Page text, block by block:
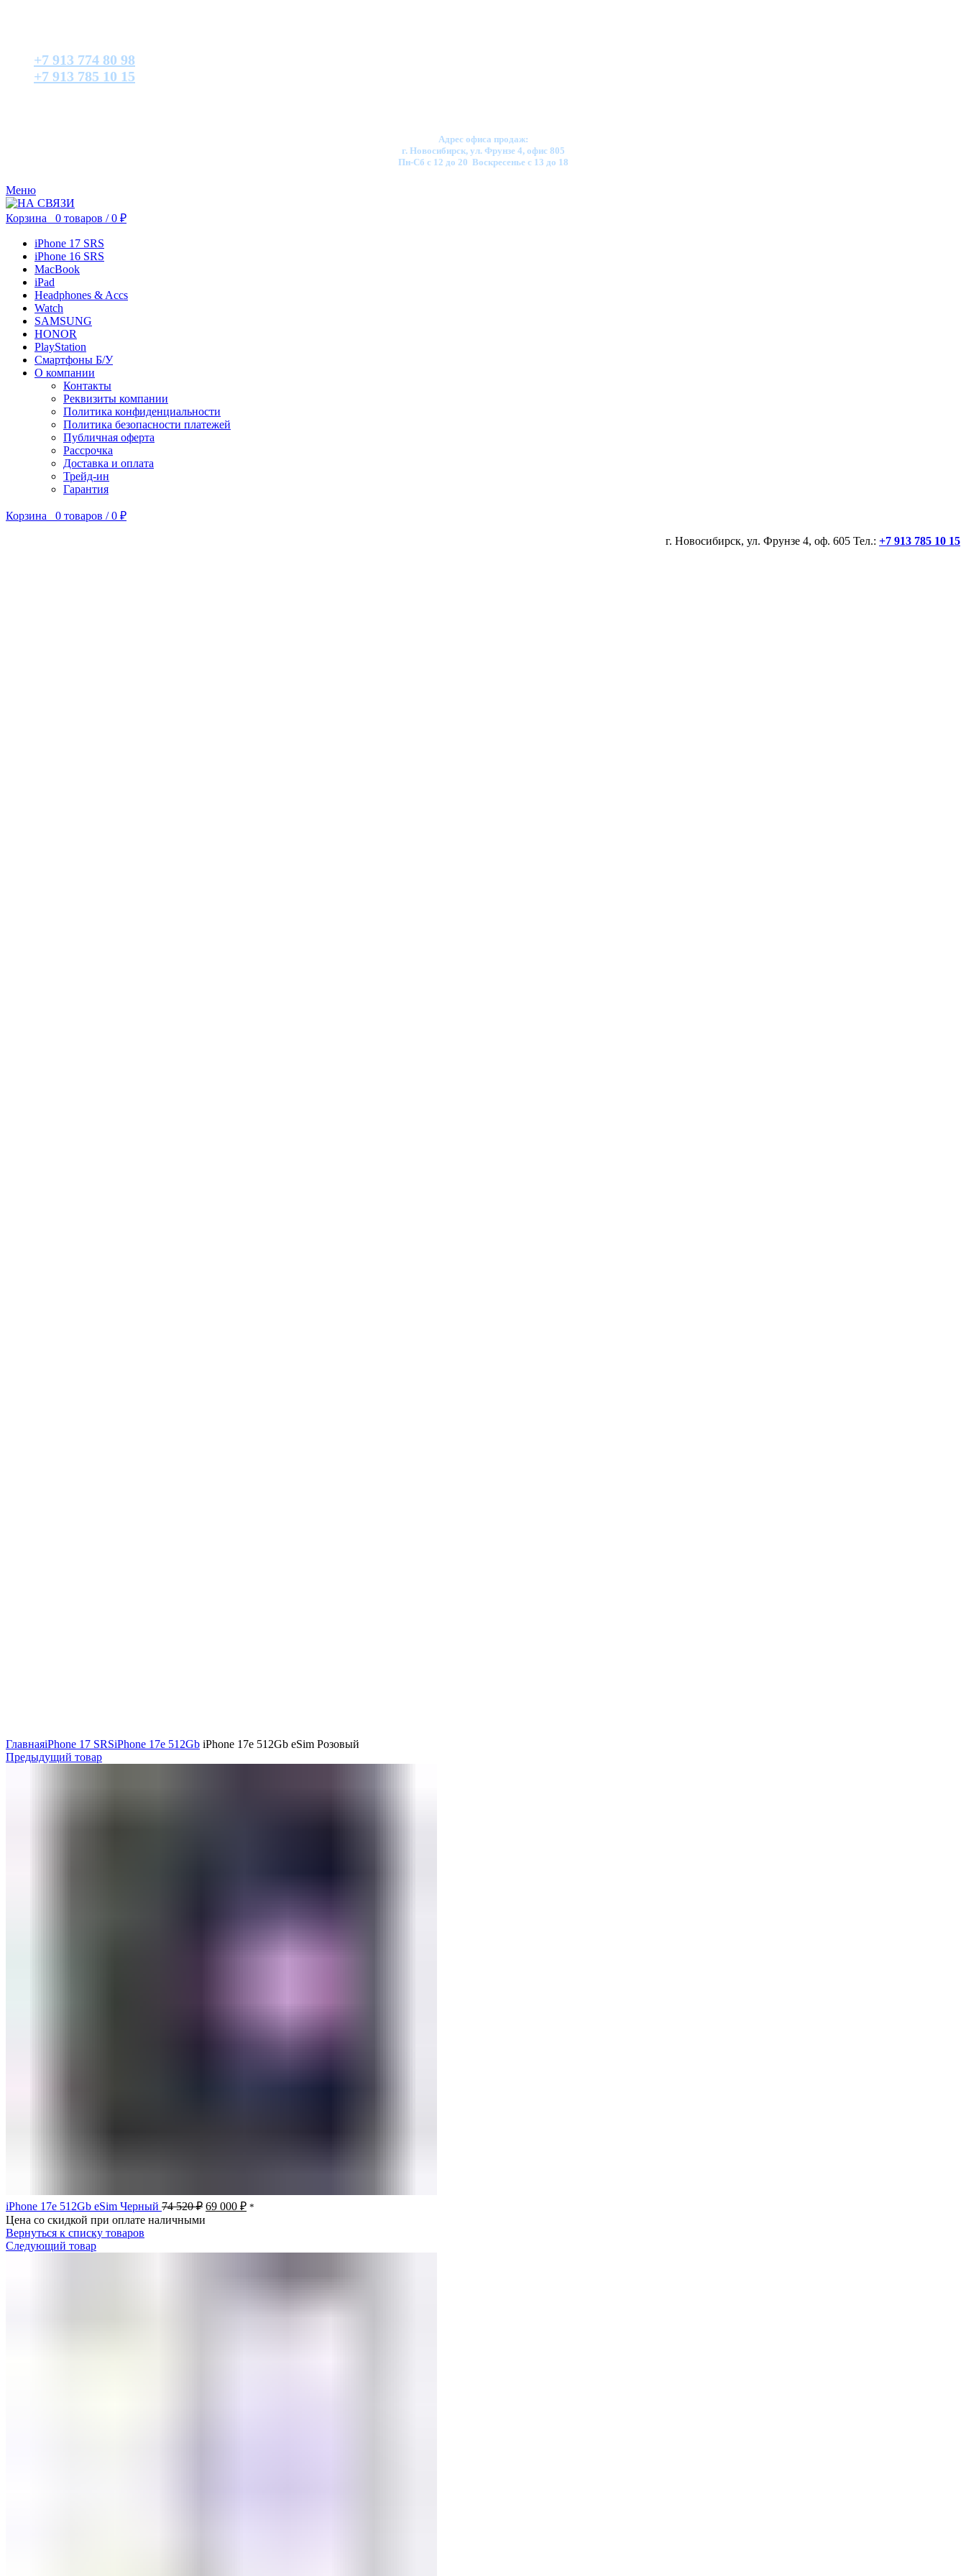
+7 913 774 80 98
+7 913 785 10 15
Адрес офиса продаж:
г. Новосибирск, ул. Фрунзе 4, офис 805
Пн-Сб с 12 до 20 Воскресенье с 13 до 18
Меню
Корзина 0 товаров / 0 ₽
iPhone 17 SRS
iPhone 16 SRS
MacBook
iPad
Headphones & Accs
Watch
SAMSUNG
HONOR
PlayStation
Смартфоны Б/У
О компании
Контакты
Реквизиты компании
Политика конфиденциальности
Политика безопасности платежей
Публичная оферта
Рассрочка
Доставка и оплата
Трейд-ин
Гарантия
Корзина 0 товаров / 0 ₽
г. Новосибирск, ул. Фрунзе 4, оф. 605 Тел.: +7 913 785 10 15
ГлавнаяiPhone 17 SRSiPhone 17e 512Gb iPhone 17e 512Gb eSim Розовый
Предыдущий товар
iPhone 17e 512Gb eSim Черный 74 520₽ Первоначальная
69 000 ₽Текущая
*
Цена со скидкой при оплате наличными
Вернуться к списку товаров
Следующий товар